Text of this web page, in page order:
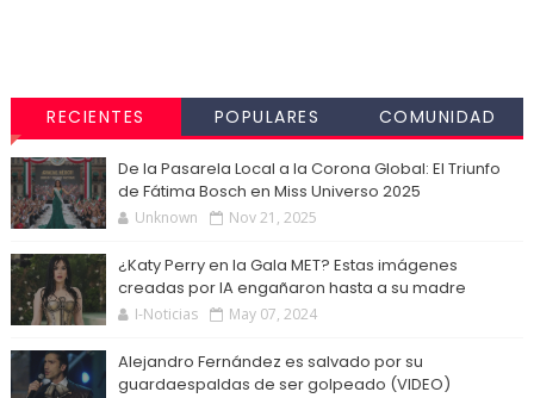
RECIENTES POPULARES COMUNIDAD
De la Pasarela Local a la Corona Global: El Triunfo
de Fátima Bosch en Miss Universo 2025
Unknown Nov 21, 2025
¿Katy Perry en la Gala MET? Estas imágenes
creadas por IA engañaron hasta a su madre
I-Noticias May 07, 2024
Alejandro Fernández es salvado por su
guardaespaldas de ser golpeado (VIDEO)